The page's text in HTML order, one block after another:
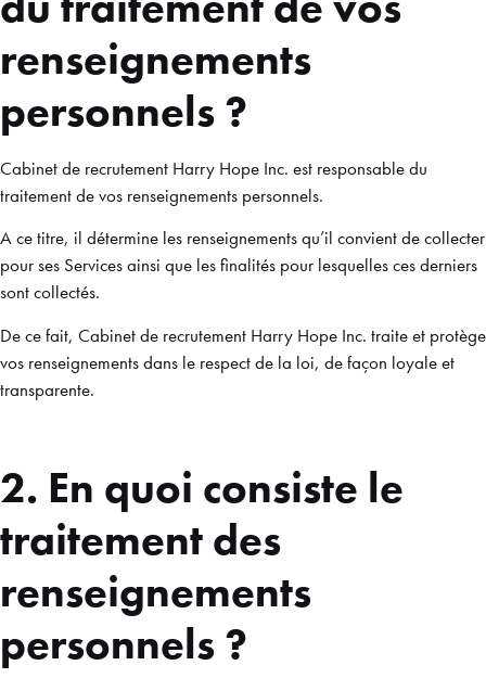
renseignements
personnels ?
Cabinet de recrutement Harry Hope Inc. est responsable du
traitement de vos renseignements personnels.
A ce titre, il détermine les renseignements qu’il convient de collecter
pour ses Services ainsi que les finalités pour lesquelles ces derniers
sont collectés.
De ce fait, Cabinet de recrutement Harry Hope Inc. traite et protège
vos renseignements dans le respect de la loi, de façon loyale et
transparente.
2. En quoi consiste le
traitement des
renseignements
personnels ?